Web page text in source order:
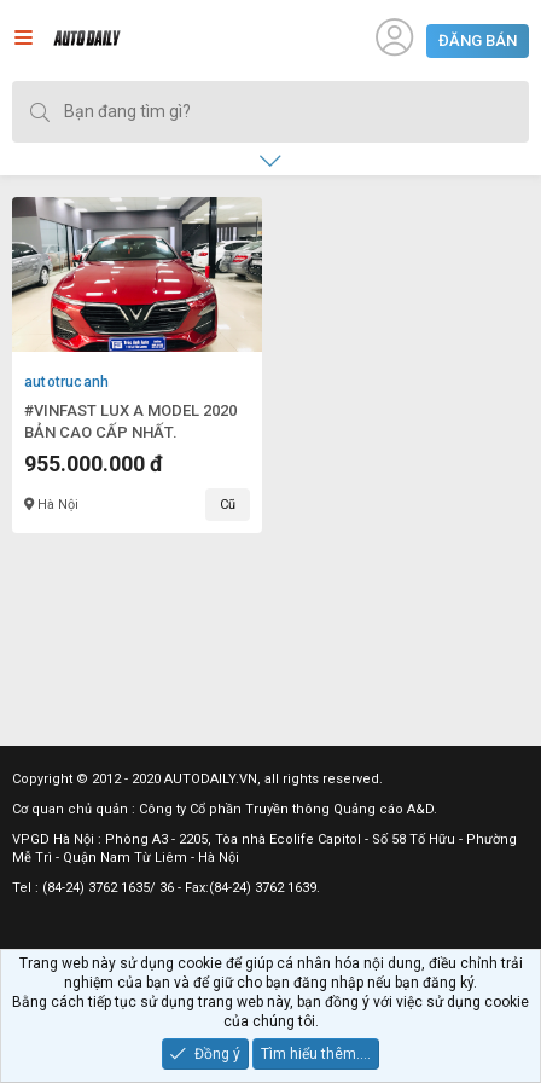
ĐĂNG BÁN
autotrucanh
#VINFAST LUX A MODEL 2020
BẢN CAO CẤP NHẤT.
955.000.000 đ
Hà Nội Cũ
Copyright © 2012 - 2020 AUTODAILY.VN, all rights reserved.
Cơ quan chủ quản : Công ty Cổ phần Truyền thông Quảng cáo A&D.
VPGD Hà Nội : Phòng A3 - 2205, Tòa nhà Ecolife Capitol - Số 58 Tố Hữu - Phường
Mễ Trì - Quận Nam Từ Liêm - Hà Nội
Tel : (84-24) 3762 1635/ 36 - Fax:(84-24) 3762 1639.
Trang web này sử dụng cookie để giúp cá nhân hóa nội dung, điều chỉnh trải
nghiệm của bạn và để giữ cho bạn đăng nhập nếu bạn đăng ký.
Bằng cách tiếp tục sử dụng trang web này, bạn đồng ý với việc sử dụng cookie
của chúng tôi.
Đồng ý
Tìm hiểu thêm.…